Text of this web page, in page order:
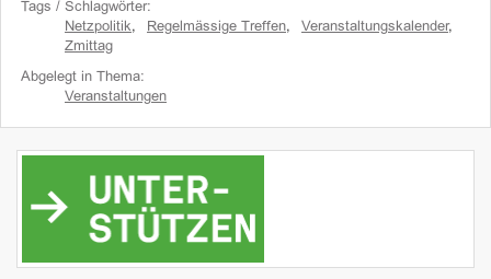
Tags / Schlagwörter:
Netzpolitik, Regelmässige Treffen, Veranstaltungskalender,
Zmittag
Abgelegt in Thema:
Veranstaltungen